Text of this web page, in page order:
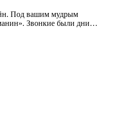
Под вашим мудрым
Звонкие были дни…